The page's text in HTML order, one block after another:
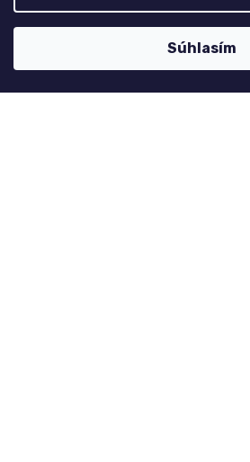
Súhlasím
Môj účet